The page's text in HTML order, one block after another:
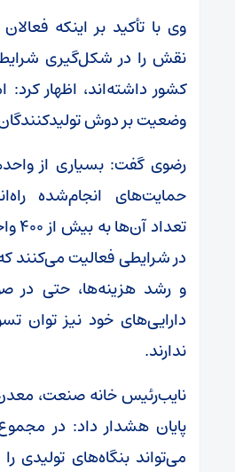
وی با تأکید بر اینکه
نقش را در شکل‌گیری
کشور داشته‌اند، اظهار کرد:
وضعیت بر دوش
رضوی گفت: بسیاری از
حمایت‌های انجام‌شده
در شرایطی فعالیت می‌کنند
و رشد هزینه‌ها، حتی در
دارایی‌های خود نیز توان
ندارند.
نایب‌رئیس خانه صنعت،
پایان هشدار داد: در
می‌تواند بنگاه‌های تولیدی